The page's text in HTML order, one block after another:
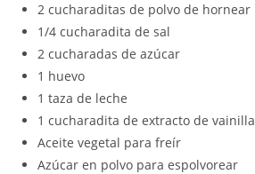
2 cucharaditas de polvo de hornear
1/4 cucharadita de sal
2 cucharadas de azúcar
1 huevo
1 taza de leche
1 cucharadita de extracto de vainilla
Aceite vegetal para freír
Azúcar en polvo para espolvorear